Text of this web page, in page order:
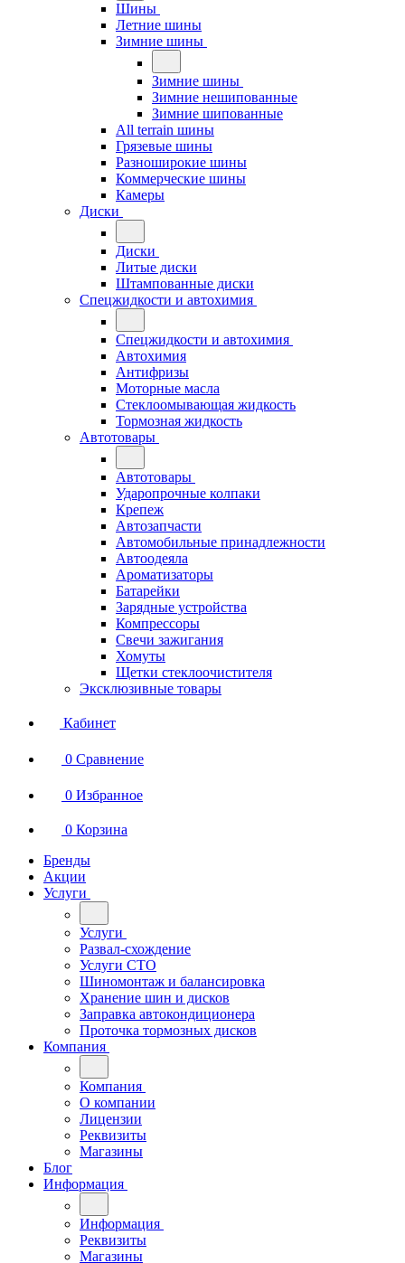
Шины
Летние шины
Зимние шины
Зимние шины
Зимние нешипованные
Зимние шипованные
All terrain шины
Грязевые шины
Разноширокие шины
Коммерческие шины
Камеры
Диски
Диски
Литые диски
Штампованные диски
Спецжидкости и автохимия
Спецжидкости и автохимия
Автохимия
Антифризы
Моторные масла
Стеклоомывающая жидкость
Тормозная жидкость
Автотовары
Автотовары
Ударопрочные колпаки
Крепеж
Автозапчасти
Автомобильные принадлежности
Автоодеяла
Ароматизаторы
Батарейки
Зарядные устройства
Компрессоры
Свечи зажигания
Хомуты
Щетки стеклоочистителя
Эксклюзивные товары
Кабинет
0 Сравнение
0 Избранное
0 Корзина
Бренды
Акции
Услуги
Услуги
Развал-схождение
Услуги СТО
Шиномонтаж и балансировка
Хранение шин и дисков
Заправка автокондиционера
Проточка тормозных дисков
Компания
Компания
О компании
Лицензии
Реквизиты
Магазины
Блог
Информация
Информация
Реквизиты
Магазины